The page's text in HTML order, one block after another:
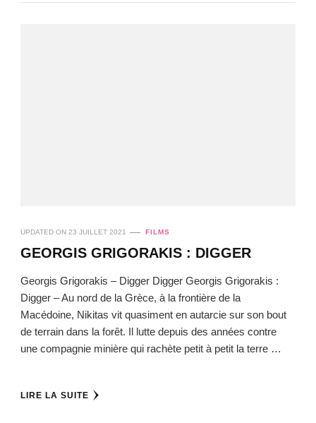
UPDATED ON 23 JUILLET 2021 FILMS
GEORGIS GRIGORAKIS : DIGGER
Georgis Grigorakis – Digger Digger Georgis Grigorakis :
Digger – Au nord de la Grèce, à la frontière de la
Macédoine, Nikitas vit quasiment en autarcie sur son bout
de terrain dans la forêt. Il lutte depuis des années contre
une compagnie minière qui rachète petit à petit la terre …
LIRE LA SUITE